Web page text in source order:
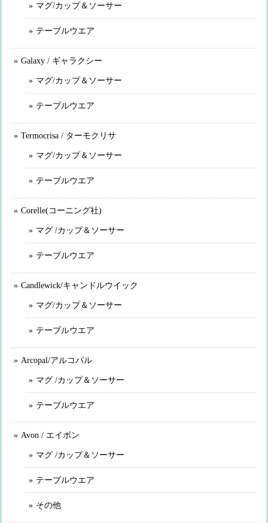
マグ/カップ＆ソーサー
テーブルウエア
Galaxy / ギャラクシー
マグ/カップ＆ソーサー
テーブルウエア
Termocrisa / ターモクリサ
マグ/カップ＆ソーサー
テーブルウエア
Corelle(コーニング社)
マグ /カップ＆ソーサー
テーブルウエア
Candlewick/キャンドルウイック
マグ/カップ＆ソーサー
テーブルウエア
Arcopal/アルコパル
マグ /カップ＆ソーサー
テーブルウエア
Avon / エイボン
マグ /カップ＆ソーサー
テーブルウエア
その他